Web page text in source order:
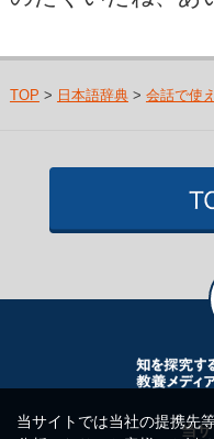
TOP > 日本語辞典> 会話で使
当
当サイトでは当社の提携先